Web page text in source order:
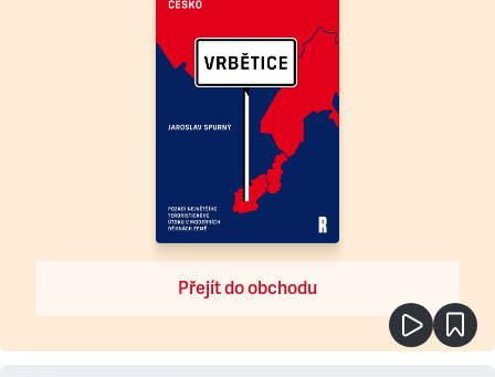
Přejít do obchodu